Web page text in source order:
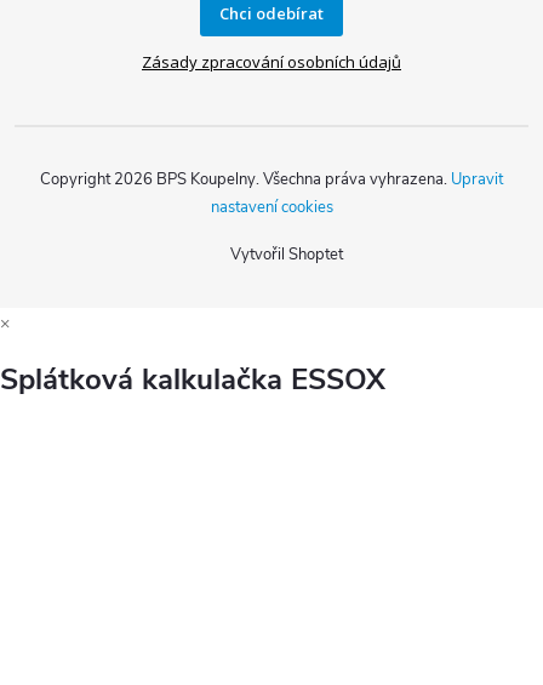
Chci odebírat
Zásady zpracování osobních údajů
Vytvořil Shoptet
Copyright 2026 BPS Koupelny. Všechna práva vyhrazena. Upravit
nastavení cookies
×
Splátková kalkulačka ESSOX